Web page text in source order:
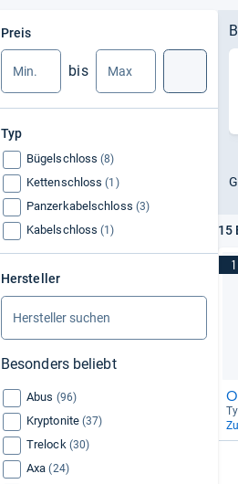
Preis
bis
Typ
Bügelschloss (8)
Kettenschloss (1)
Panzerkabelschloss (3)
Kabelschloss (1)
Hersteller
Besonders beliebt
Abus (96)
Kryptonite (37)
Trelock (30)
Axa (24)
15
1